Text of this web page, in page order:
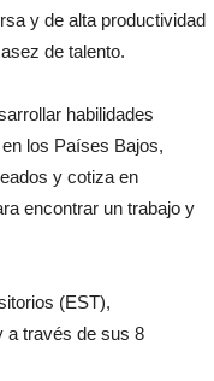
y de alta productividad
de talento.
habilidades
los Países Bajos,
y cotiza en
encontrar un trabajo y
(EST),
a través de sus 8